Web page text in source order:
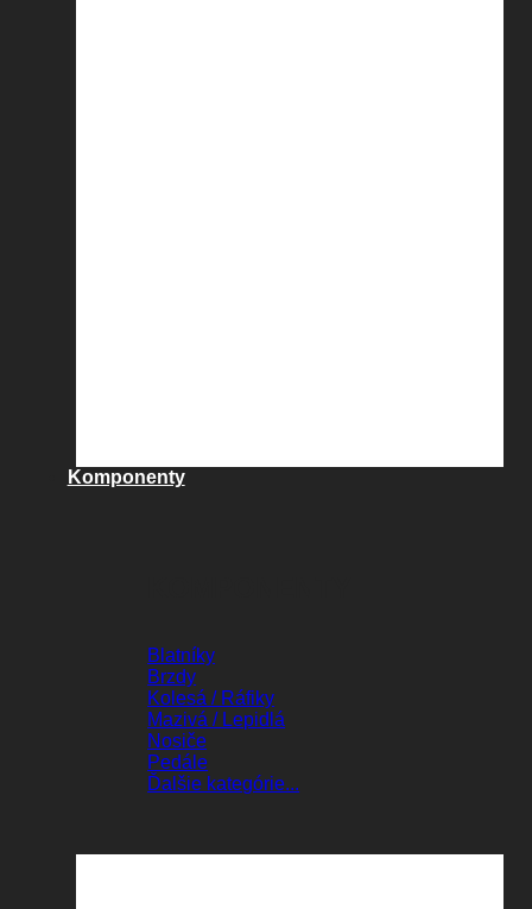
Komponenty
Blatníky
Brzdy
Kolesá / Ráfiky
Mazivá / Lepidlá
Nosiče
Pedále
Ďalšie kategórie...